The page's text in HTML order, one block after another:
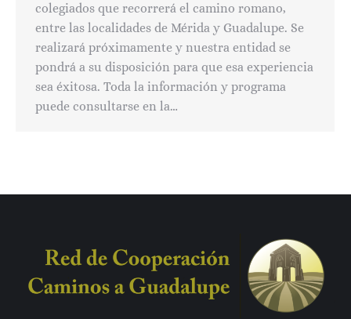
colegiados que recorrerá el camino romano,
entre las localidades de Mérida y Guadalupe. Se
realizará próximamente y nuestra entidad se
pondrá a su disposición para que esa experiencia
sea éxitosa. Toda la información y programa
puede consultarse en la…